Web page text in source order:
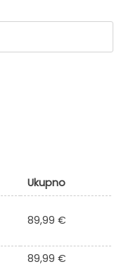
Ukupno
89,99 €
89,99 €